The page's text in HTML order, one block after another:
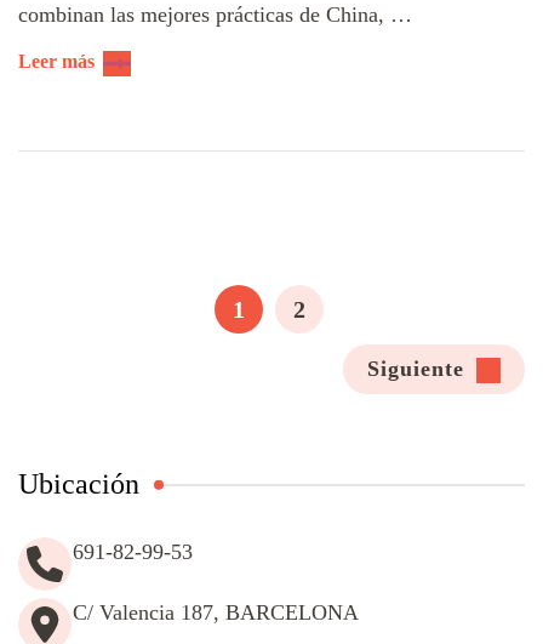
combinan las mejores prácticas de China, …
Leer más
PÁGINA
1 PÁGINA
2
Siguiente
Ubicación
691-82-99-53
C/ Valencia 187, BARCELONA